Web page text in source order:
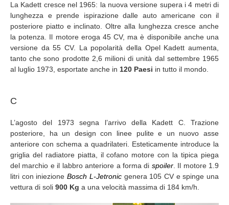
La Kadett cresce nel 1965: la nuova versione supera i 4 metri di
lunghezza e prende ispirazione dalle auto americane con il
posteriore piatto e inclinato. Oltre alla lunghezza cresce anche
la potenza. Il motore eroga 45 CV, ma è disponibile anche una
versione da 55 CV. La popolarità della Opel Kadett aumenta,
tanto che sono prodotte 2,6 milioni di unità dal settembre 1965
al luglio 1973, esportate anche in 120 Paesi in tutto il mondo.
C
L’agosto del 1973 segna l’arrivo della Kadett C. Trazione
posteriore, ha un design con linee pulite e un nuovo asse
anteriore con schema a quadrilateri. Esteticamente introduce la
griglia del radiatore piatta, il cofano motore con la tipica piega
del marchio e il labbro anteriore a forma di spoiler. Il motore 1.9
litri con iniezioneBosch L-Jetronicgenera 105 CV e spinge una
vettura di soli 900 Kg a una velocità massima di 184 km/h.